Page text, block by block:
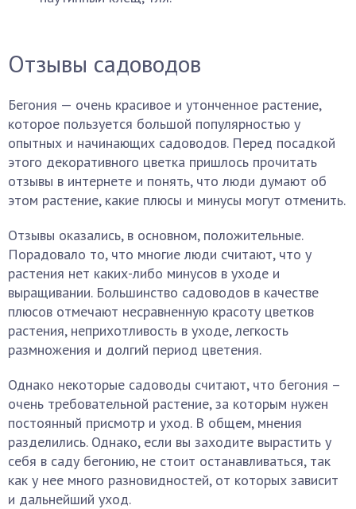
Отзывы садоводов
Бегония — очень красивое и утонченное растение,
которое пользуется большой популярностью у
опытных и начинающих садоводов. Перед посадкой
этого декоративного цветка пришлось прочитать
отзывы в интернете и понять, что люди думают об
этом растение, какие плюсы и минусы могут отменить.
Отзывы оказались, в основном, положительные.
Порадовало то, что многие люди считают, что у
растения нет каких-либо минусов в уходе и
выращивании. Большинство садоводов в качестве
плюсов отмечают несравненную красоту цветков
растения, неприхотливость в уходе, легкость
размножения и долгий период цветения.
Однако некоторые садоводы считают, что бегония –
очень требовательной растение, за которым нужен
постоянный присмотр и уход. В общем, мнения
разделились. Однако, если вы заходите вырастить у
себя в саду бегонию, не стоит останавливаться, так
как у нее много разновидностей, от которых зависит
и дальнейший уход.